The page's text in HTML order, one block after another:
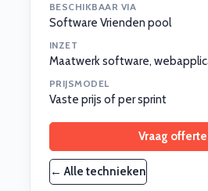
BESCHIKBAAR VIA
Software Vrienden pool
INZET
Maatwerk software,
PRIJSMODEL
Vaste prijs of per sprint
Vraag
← Alle technieken